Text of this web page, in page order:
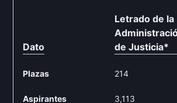
Dato
Letrado de la
de Justicia*
Plazas 214
Aspirantes 3,113